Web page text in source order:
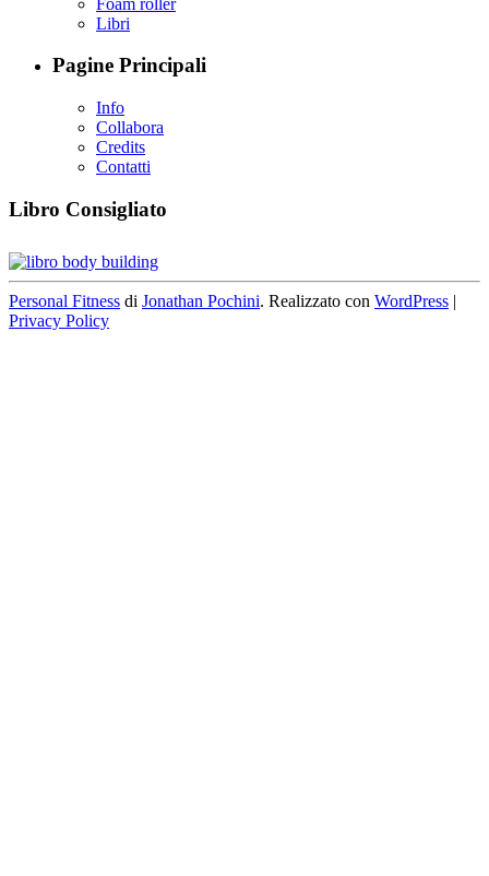
Libri
Pagine Principali
Info
Collabora
Credits
Contatti
Libro Consigliato
Personal Fitness di Jonathan Pochini. Realizzato con WordPress |
Privacy Policy